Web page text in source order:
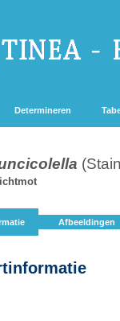
Determineren
Afbeeldingen